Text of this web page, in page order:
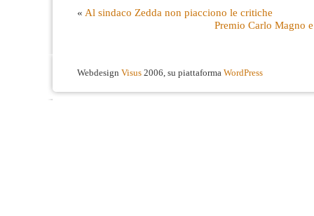
« Al sindaco Zedda non piacciono le critiche
Premio Carlo Magno
Webdesign Visus 2006, su piattaforma WordPress